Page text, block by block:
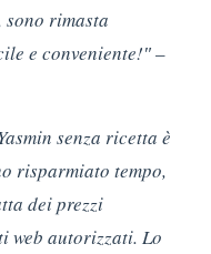
rimasta
e conveniente!″–
senza ricetta è
risparmiato tempo,
dei prezzi
web autorizzati. Lo